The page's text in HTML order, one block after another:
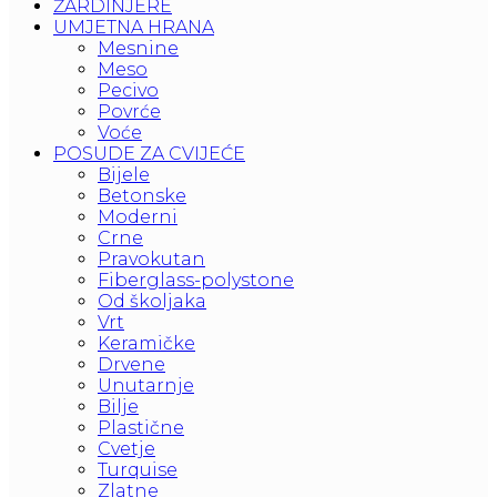
ŽARDINJERE
UMJETNA HRANA
Mesnine
Meso
Pecivo
Povrće
Voće
POSUDE ZA CVIJEĆE
Bijele
Betonske
Moderni
Crne
Pravokutan
Fiberglass-polystone
Od školjaka
Vrt
Keramičke
Drvene
Unutarnje
Bilje
Plastične
Cvetje
Turquise
Zlatne